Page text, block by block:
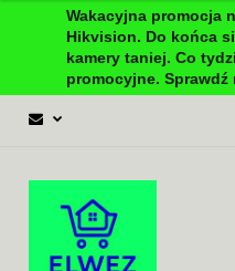
Wakacyjna promocja
Hikvision. Do końca
kamery taniej. Co
promocyjne. Sprawdź